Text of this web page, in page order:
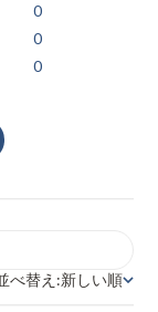
0
0
0
並べ替え
べ替え:新しい順